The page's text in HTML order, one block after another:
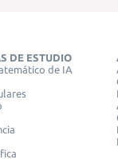
DE ESTUDIO
de IA